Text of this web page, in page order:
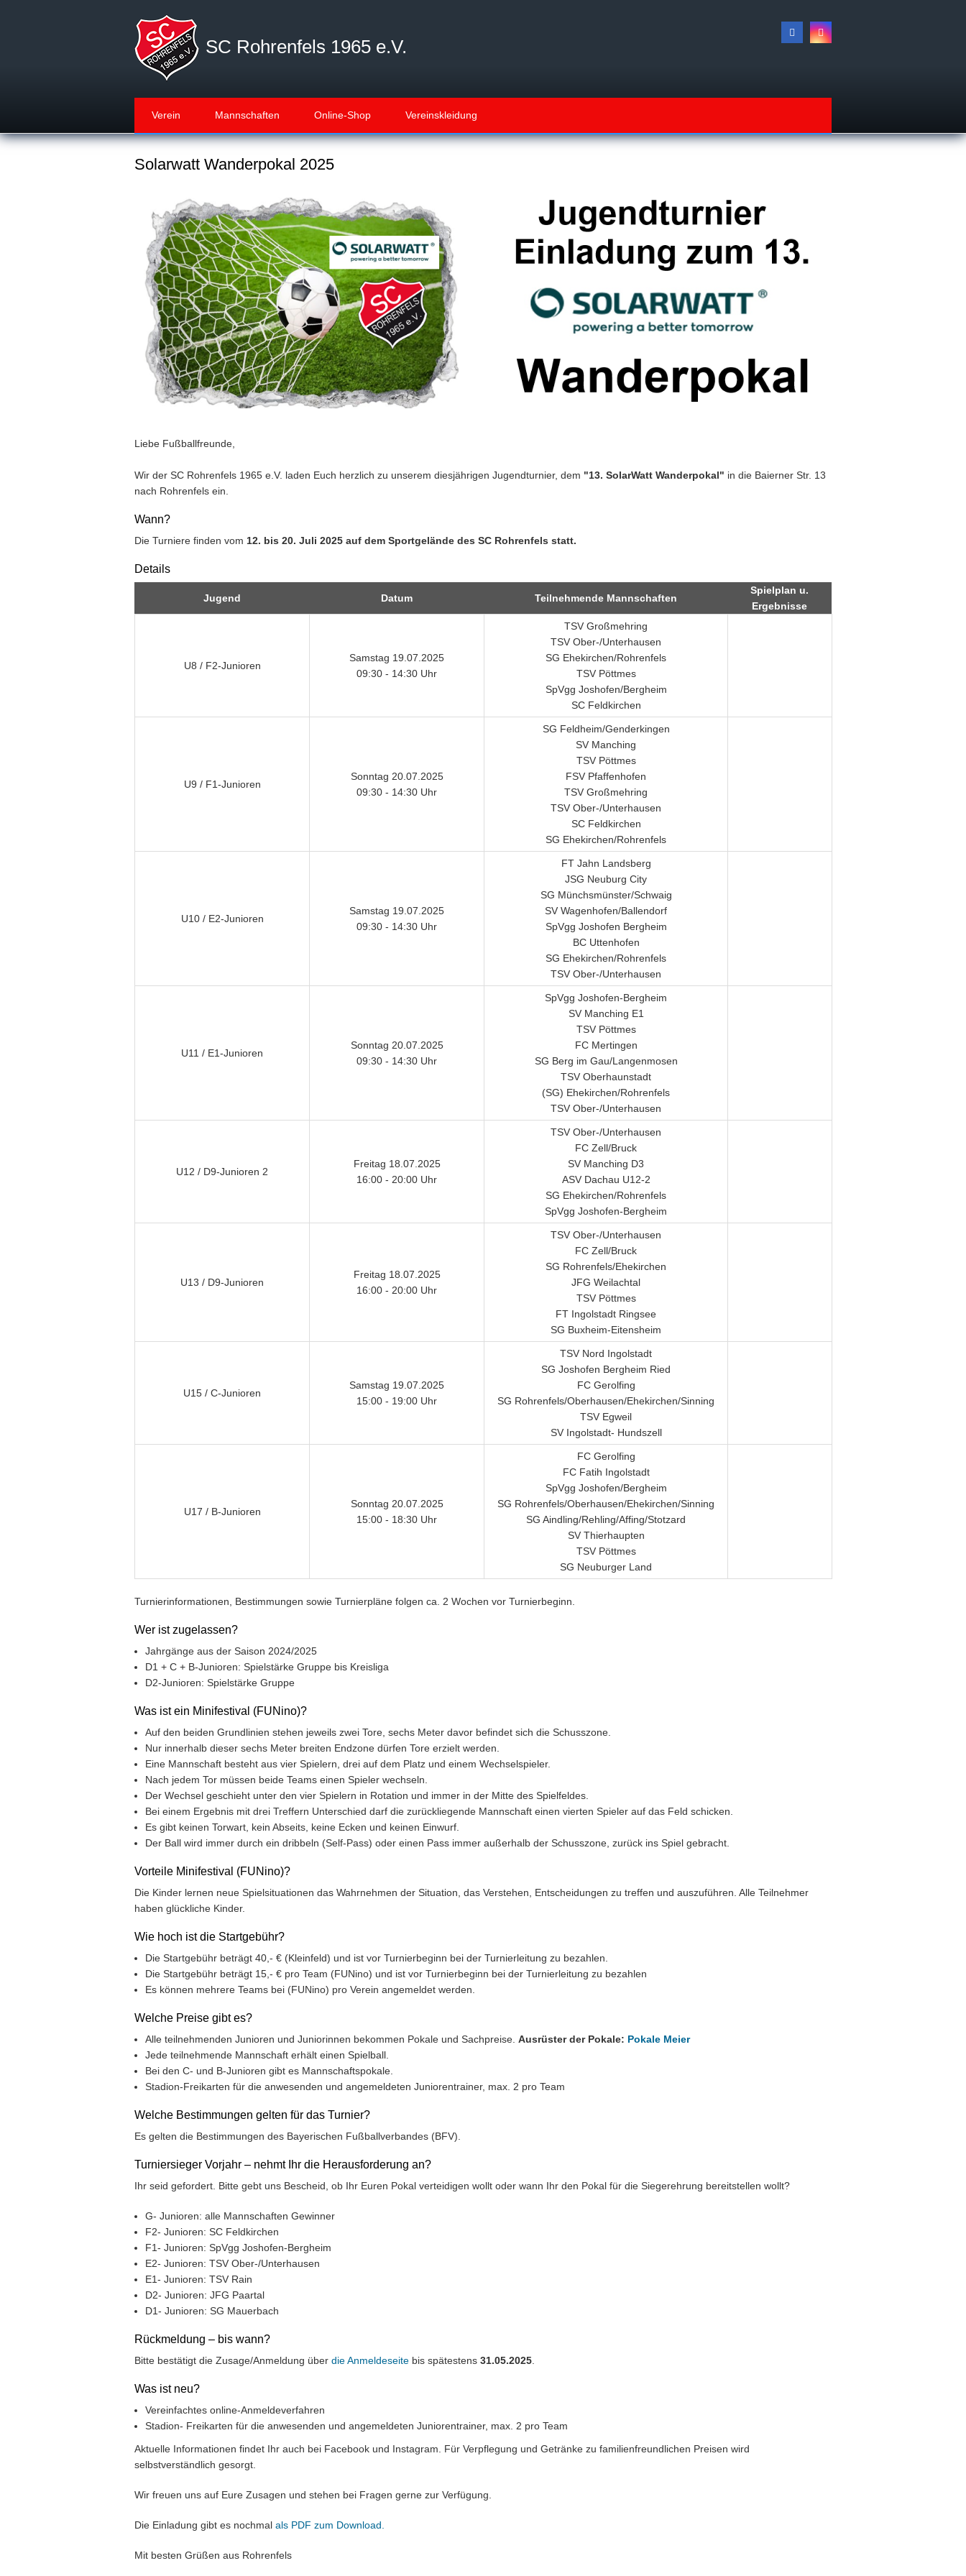
SC Rohrenfels 1965 e.V.
Verein Mannschaften Online-Shop Vereinskleidung
Solarwatt Wanderpokal 2025
Liebe Fußballfreunde,
Wir der SC Rohrenfels 1965 e.V. laden Euch herzlich zu unserem diesjährigen Jugendturnier, dem "13. SolarWatt Wanderpokal" in die Baierner Str. 13
nach Rohrenfels ein.
Wann?
Die Turniere finden vom 12. bis 20. Juli 2025 auf dem Sportgelände des SC Rohrenfels statt.
Details
Jugend Datum Teilnehmende Mannschaften
Spielplan u.
Ergebnisse
U8 / F2-Junioren
Samstag 19.07.2025
09:30 - 14:30 Uhr
TSV Großmehring
TSV Ober-/Unterhausen
SG Ehekirchen/Rohrenfels
TSV Pöttmes
SpVgg Joshofen/Bergheim
SC Feldkirchen
U9 / F1-Junioren
Sonntag 20.07.2025
09:30 - 14:30 Uhr
SG Feldheim/Genderkingen
SV Manching
TSV Pöttmes
FSV Pfaffenhofen
TSV Großmehring
TSV Ober-/Unterhausen
SC Feldkirchen
SG Ehekirchen/Rohrenfels
U10 / E2-Junioren
Samstag 19.07.2025
09:30 - 14:30 Uhr
FT Jahn Landsberg
JSG Neuburg City
SG Münchsmünster/Schwaig
SV Wagenhofen/Ballendorf
SpVgg Joshofen Bergheim
BC Uttenhofen
SG Ehekirchen/Rohrenfels
TSV Ober-/Unterhausen
U11 / E1-Junioren
Sonntag 20.07.2025
09:30 - 14:30 Uhr
SpVgg Joshofen-Bergheim
SV Manching E1
TSV Pöttmes
FC Mertingen
SG Berg im Gau/Langenmosen
TSV Oberhaunstadt
(SG) Ehekirchen/Rohrenfels
TSV Ober-/Unterhausen
U12 / D9-Junioren 2
Freitag 18.07.2025
16:00 - 20:00 Uhr
TSV Ober-/Unterhausen
FC Zell/Bruck
SV Manching D3
ASV Dachau U12-2
SG Ehekirchen/Rohrenfels
SpVgg Joshofen-Bergheim
U13 / D9-Junioren
Freitag 18.07.2025
16:00 - 20:00 Uhr
TSV Ober-/Unterhausen
FC Zell/Bruck
SG Rohrenfels/Ehekirchen
JFG Weilachtal
TSV Pöttmes
FT Ingolstadt Ringsee
SG Buxheim-Eitensheim
U15 / C-Junioren
Samstag 19.07.2025
15:00 - 19:00 Uhr
TSV Nord Ingolstadt
SG Joshofen Bergheim Ried
FC Gerolfing
SG Rohrenfels/Oberhausen/Ehekirchen/Sinning
TSV Egweil
SV Ingolstadt- Hundszell
U17 / B-Junioren
Sonntag 20.07.2025
15:00 - 18:30 Uhr
FC Gerolfing
FC Fatih Ingolstadt
SpVgg Joshofen/Bergheim
SG Rohrenfels/Oberhausen/Ehekirchen/Sinning
SG Aindling/Rehling/Affing/Stotzard
SV Thierhaupten
TSV Pöttmes
SG Neuburger Land
Turnierinformationen, Bestimmungen sowie Turnierpläne folgen ca. 2 Wochen vor Turnierbeginn.
Wer ist zugelassen?
Jahrgänge aus der Saison 2024/2025
D1 + C + B-Junioren: Spielstärke Gruppe bis Kreisliga
D2-Junioren: Spielstärke Gruppe
Was ist ein Minifestival (FUNino)?
Auf den beiden Grundlinien stehen jeweils zwei Tore, sechs Meter davor befindet sich die Schusszone.
Nur innerhalb dieser sechs Meter breiten Endzone dürfen Tore erzielt werden.
Eine Mannschaft besteht aus vier Spielern, drei auf dem Platz und einem Wechselspieler.
Nach jedem Tor müssen beide Teams einen Spieler wechseln.
Der Wechsel geschieht unter den vier Spielern in Rotation und immer in der Mitte des Spielfeldes.
Bei einem Ergebnis mit drei Treffern Unterschied darf die zurückliegende Mannschaft einen vierten Spieler auf das Feld schicken.
Es gibt keinen Torwart, kein Abseits, keine Ecken und keinen Einwurf.
Der Ball wird immer durch ein dribbeln (Self-Pass) oder einen Pass immer außerhalb der Schusszone, zurück ins Spiel gebracht.
Vorteile Minifestival (FUNino)?
Die Kinder lernen neue Spielsituationen das Wahrnehmen der Situation, das Verstehen, Entscheidungen zu treffen und auszuführen. Alle Teilnehmer
haben glückliche Kinder.
Wie hoch ist die Startgebühr?
Die Startgebühr beträgt 40,- € (Kleinfeld) und ist vor Turnierbeginn bei der Turnierleitung zu bezahlen.
Die Startgebühr beträgt 15,- € pro Team (FUNino) und ist vor Turnierbeginn bei der Turnierleitung zu bezahlen
Es können mehrere Teams bei (FUNino) pro Verein angemeldet werden.
Welche Preise gibt es?
Alle teilnehmenden Junioren und Juniorinnen bekommen Pokale und Sachpreise. Ausrüster der Pokale: Pokale Meier
Jede teilnehmende Mannschaft erhält einen Spielball.
Bei den C- und B-Junioren gibt es Mannschaftspokale.
Stadion-Freikarten für die anwesenden und angemeldeten Juniorentrainer, max. 2 pro Team
Welche Bestimmungen gelten für das Turnier?
Es gelten die Bestimmungen des Bayerischen Fußballverbandes (BFV).
Turniersieger Vorjahr – nehmt Ihr die Herausforderung an?
Ihr seid gefordert. Bitte gebt uns Bescheid, ob Ihr Euren Pokal verteidigen wollt oder wann Ihr den Pokal für die Siegerehrung bereitstellen wollt?
G- Junioren: alle Mannschaften Gewinner
F2- Junioren: SC Feldkirchen
F1- Junioren: SpVgg Joshofen-Bergheim
E2- Junioren: TSV Ober-/Unterhausen
E1- Junioren: TSV Rain
D2- Junioren: JFG Paartal
D1- Junioren: SG Mauerbach
Rückmeldung – bis wann?
Bitte bestätigt die Zusage/Anmeldung über die Anmeldeseite bis spätestens 31.05.2025
Was ist neu?
Vereinfachtes online-Anmeldeverfahren
Stadion- Freikarten für die anwesenden und angemeldeten Juniorentrainer, max. 2 pro Team
Aktuelle Informationen findet Ihr auch bei Facebook und Instagram. Für Verpflegung und Getränke zu familienfreundlichen Preisen wird
selbstverständlich gesorgt.
Wir freuen uns auf Eure Zusagen und stehen bei Fragen gerne zur Verfügung.
Die Einladung gibt es nochmal als PDF zum Download.
Mit besten Grüßen aus Rohrenfels